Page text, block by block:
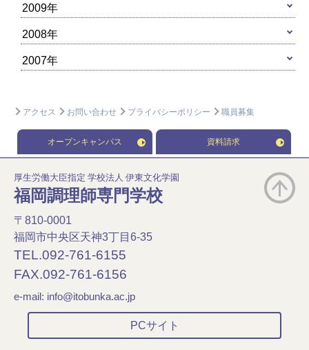
2009年
2008年
2007年
アクセス お問い合わせ プライバシーポリシー 職員募集
オープンキャンパス 資料請求
厚生労働大臣指定 学校法人 伊東文化学園
福岡調理師専門学校
〒810-0001
福岡市中央区天神3丁目6-35
TEL.092-761-6155
FAX.092-761-6156
e-mail: info@itobunka.ac.jp
PCサイト